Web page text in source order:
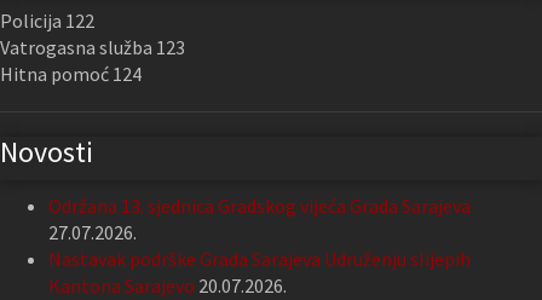
Policija 122
Vatrogasna služba 123
Hitna pomoć 124
Novosti
Održana 13. sjednica Gradskog vijeća Grada Sarajeva
27.07.2026.
Nastavak podrške Grada Sarajeva Udruženju slijepih
Kantona Sarajevo 20.07.2026.